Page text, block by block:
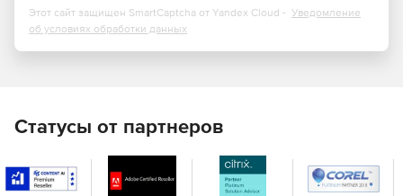
Встроенный антиспам, не требующий обучения
(действует с момента установки), который
спискам, что позволяет как исключать из проверки
определенные адреса, так и увеличивать ее
Этот сайт защищен SmartCaptcha от Yandex Cloud - Уведомление
об условиях обработки данных
Статусы от партнеров